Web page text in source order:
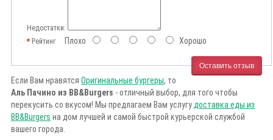
Недостатки:
РейтингПлохо Хорошо
Оставить отзыв
Если Вам нравятся Оригинальные бургеры, то
Аль Пачино из BB&Burgers - отличный выбор, для того чтобы
перекусить со вкусом! Мы предлагаем Вам услугу доставка еды из
BB&Burgers на дом лучшей и самой быстрой курьерской службой
вашего города.